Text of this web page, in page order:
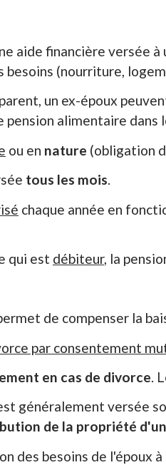
aide financière versée
(nourriture,
un ex-époux
alimentaire dans
ou en nature (obligation
tous les mois.
chaque année en
qui est débiteur, la
de compenser la
par consentement
en cas de divorce.
généralement versée
de la propriété
des besoins de l'époux